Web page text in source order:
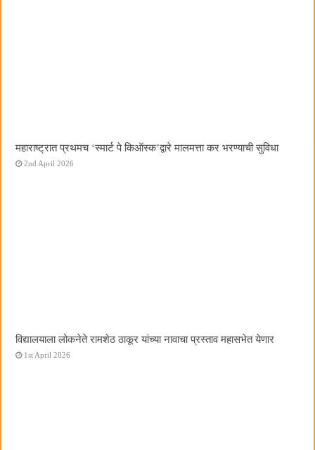
महाराष्ट्रात प्रथमच ‌‘स्मार्ट पे किऑस्क‌’द्वारे मालमत्ता कर भरण्याची सुविधा
2nd April 2026
विद्यालयाला लोकनेते रामशेठ ठाकूर यांच्या नावाचा प्रस्ताव महासभेत येणार
1st April 2026